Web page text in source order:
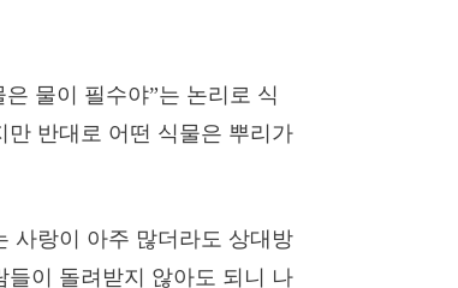
물이 필수야”는 논리로 식
반대로 어떤 식물은 뿌리가
사랑이 아주 많더라도 상대방
이 돌려받지 않아도 되니 나